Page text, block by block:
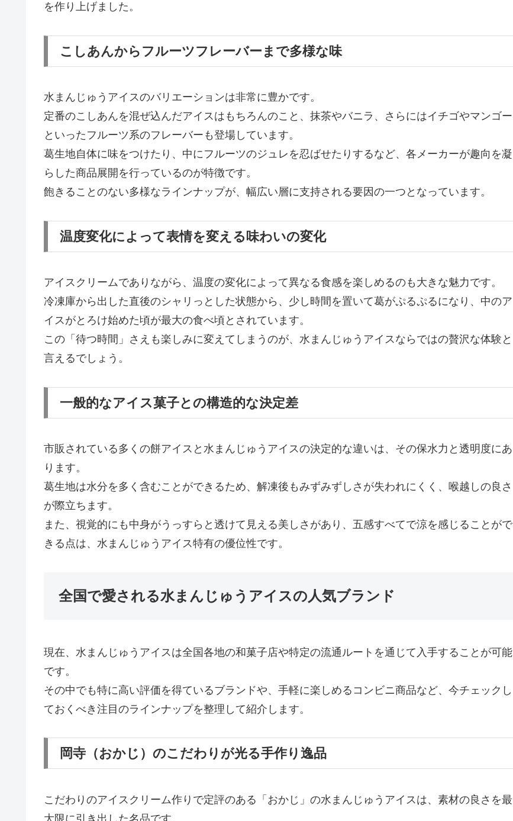
を作り上げました。
こしあんからフルーツフレーバーまで多様な味
水まんじゅうアイスのバリエーションは非常に豊かです。
定番のこしあんを混ぜ込んだアイスはもちろんのこと、抹茶やバニラ、さらにはイチゴやマンゴー
といったフルーツ系のフレーバーも登場しています。
葛生地自体に味をつけたり、中にフルーツのジュレを忍ばせたりするなど、各メーカーが趣向を凝
らした商品展開を行っているのが特徴です。
飽きることのない多様なラインナップが、幅広い層に支持される要因の一つとなっています。
温度変化によって表情を変える味わいの変化
アイスクリームでありながら、温度の変化によって異なる食感を楽しめるのも大きな魅力です。
冷凍庫から出した直後のシャリっとした状態から、少し時間を置いて葛がぷるぷるになり、中のア
イスがとろけ始めた頃が最大の食べ頃とされています。
この「待つ時間」さえも楽しみに変えてしまうのが、水まんじゅうアイスならではの贅沢な体験と
言えるでしょう。
一般的なアイス菓子との構造的な決定差
市販されている多くの餅アイスと水まんじゅうアイスの決定的な違いは、その保水力と透明度にあ
ります。
葛生地は水分を多く含むことができるため、解凍後もみずみずしさが失われにくく、喉越しの良さ
が際立ちます。
また、視覚的にも中身がうっすらと透けて見える美しさがあり、五感すべてで涼を感じることがで
きる点は、水まんじゅうアイス特有の優位性です。
全国で愛される水まんじゅうアイスの人気ブランド
現在、水まんじゅうアイスは全国各地の和菓子店や特定の流通ルートを通じて入手することが可能
です。
その中でも特に高い評価を得ているブランドや、手軽に楽しめるコンビニ商品など、今チェックし
ておくべき注目のラインナップを整理して紹介します。
岡寺（おかじ）のこだわりが光る手作り逸品
こだわりのアイスクリーム作りで定評のある「おかじ」の水まんじゅうアイスは、素材の良さを最
大限に引き出した名品です。